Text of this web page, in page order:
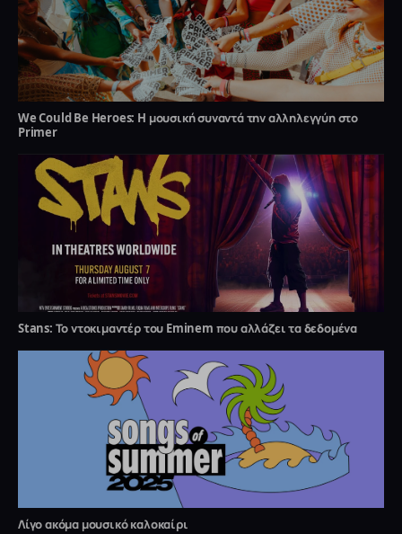
We Could Be Heroes: H μουσική συναντά την αλληλεγγύη στο
Primer
Stans: Το ντοκιμαντέρ του Eminem που αλλάζει τα δεδομένα
Λίγο ακόμα μουσικό καλοκαίρι